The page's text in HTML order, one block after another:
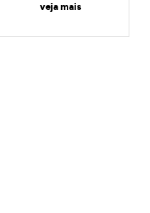
veja mais